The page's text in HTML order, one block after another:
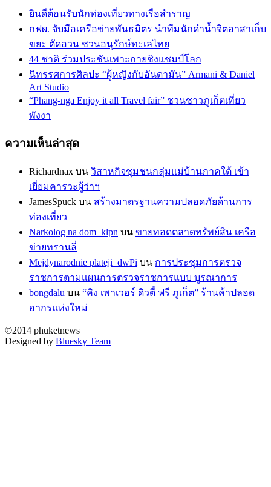
ยินดีต้อนรับนักท่องเที่ยวทางเรือสำราญ
กฟผ. จับมือเครือข่ายพันธมิตร นำทีมนักดำน้ำจิตอาสาเก็บ
ขยะ ตัดอวน ชวนอนุรักษ์ทะเลไทย
44 ชาติ ร่วมประชันเพาะกายชิงแชมป์โลก
นิทรรศการศิลปะ “ผู้หญิงกับอันดามัน” Armani & Daniel
Art Studio
“Phang-nga Enjoy it all Travel fair” ชวนชาวภูเก็ตเที่ยว
พังงา
ความเห็นล่าสุด
Richardnax บน วิสาหกิจชุมชนกลุ่มแม่บ้านภาคใต้ เข้า
เยี่ยมคารวะผู้ว่าฯ
JamesSpuck บน สร้างมาตรฐานความปลอดภัยด้านการ
ท่องเที่ยว
Narkolog na dom_klpn บน ขายทอดตลาดทรัพย์สิน เครือ
ข่ายทรานลี่
Mejdynarodnie plateji_dwPi บน การประชุมการตรวจ
ราชการตามแผนการตรวจราชการแบบ บูรณาการ
bongdalu บน “คิง เพาเวอร์ ดิวตี้ ฟรี ภูเก็ต” ร้านค้าปลอด
อากรแห่งใหม่
©2014 phuketnews
Designed by Bluesky Team